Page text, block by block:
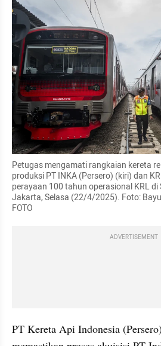
Petugas mengamati rangkaian kereta
produksi PT INKA (Persero) (kiri) dan
perayaan 100 tahun operasional KRL
Jakarta, Selasa (22/4/2025). Foto:
FOTO
ADVERTISEMENT
PT Kereta Api Indonesia